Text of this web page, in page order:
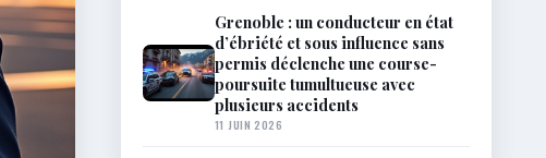
Grenoble : un conducteur en état
d’ébriété et sous influence sans
permis déclenche une course-
poursuite tumultueuse avec
plusieurs accidents
11 JUIN 2026